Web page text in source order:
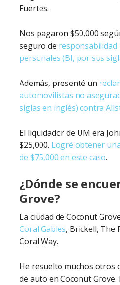
Fuertes.
Nos pagaron $50,000
seguro de responsabilidad
personales (BI, por sus
Además, presenté un
automovilistas no
siglas en inglés) contra
El liquidador de UM era
$25,000. Logré obtener
de $75,000 en este caso.
¿Dónde se
Grove?
La ciudad de Coconut
Coral Gables, Brickell, The
Coral Way.
He resuelto muchos otros
de auto en Coconut Grove.